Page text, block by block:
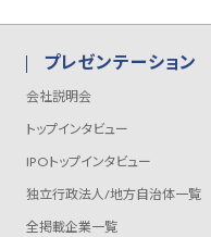
プレゼンテーション
会社説明会
トップインタビュー
IPOトップインタビュー
独立行政法人/地方自治体一覧
全掲載企業一覧